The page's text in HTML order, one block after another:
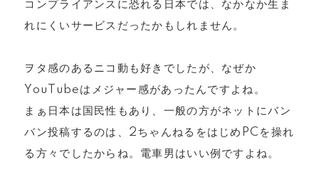
コンプライアンスに恐れる日本では、なかなか生ま
れにくいサービスだったかもしれません。
ヲタ感のあるニコ動も好きでしたが、なぜか
YouTubeはメジャー感があったんですよね。
まぁ日本は国民性もあり、一般の方がネットにバン
バン投稿するのは、2ちゃんねるをはじめPCを操れ
る方々でしたからね。電車男はいい例ですよね。